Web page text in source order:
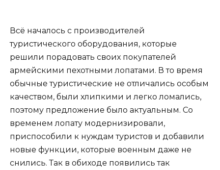
Всё началось с производителей
туристического оборудования, которые
решили порадовать своих покупателей
армейскими пехотными лопатами. В то время
обычные туристические не отличались особым
качеством, были хлипкими и легко ломались,
поэтому предложение было актуальным. Со
временем лопату модернизировали,
приспособили к нуждам туристов и добавили
новые функции, которые военным даже не
снились. Так в обиходе появились так